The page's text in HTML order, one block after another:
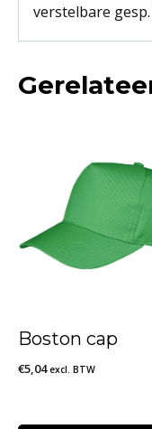
verstelbare
Boston cap
€5,04 excl. BTW